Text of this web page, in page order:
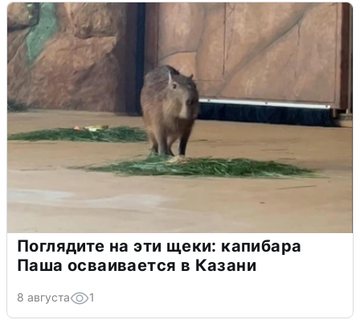
Поглядите на эти щеки: капибара
Паша осваивается в Казани
8 августа 1